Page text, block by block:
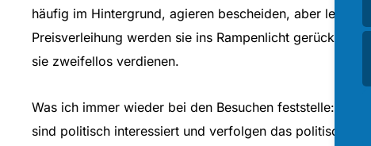
häufig im Hintergrund, agieren bescheiden, aber leisten
Preisverleihung werden sie ins Rampenlicht gerückt, um
sie zweifellos verdienen.
Was ich immer wieder bei den Besuchen feststelle: Die
sind politisch interessiert und verfolgen das politische